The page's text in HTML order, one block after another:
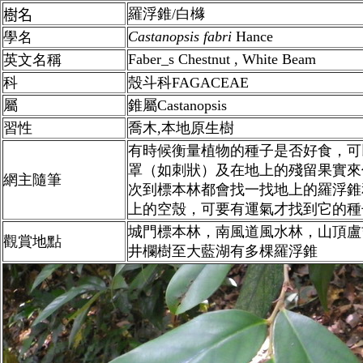
樹名
羅浮錐/白櫞
學名
Castanopsis fabri Hance
英文名稱
Faber_s Chestnut , White Beam
科
殼斗科FAGACEAE
屬
錐屬Castanopsis
習性
喬木,本地原生樹
網主隨筆
有時候衡量植物的種子是否好食，
罩（如刺狀）及在地上的殘留果實
次到標本林都會找一找地上的羅浮
上的空殼，可要有運氣才找到它的
觀賞地點
城門標本林，南風道風水林，山頂
井欄樹至大藍湖有多棵羅浮錐